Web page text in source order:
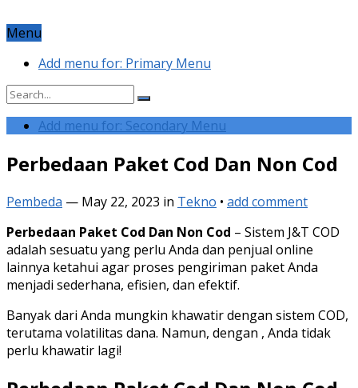
Menu
Add menu for: Primary Menu
Add menu for: Secondary Menu
Perbedaan Paket Cod Dan Non Cod
Pembeda — May 22, 2023 in Tekno • add comment
Perbedaan Paket Cod Dan Non Cod – Sistem J&T COD
adalah sesuatu yang perlu Anda dan penjual online
lainnya ketahui agar proses pengiriman paket Anda
menjadi sederhana, efisien, dan efektif.
Banyak dari Anda mungkin khawatir dengan sistem COD,
terutama volatilitas dana. Namun, dengan , Anda tidak
perlu khawatir lagi!